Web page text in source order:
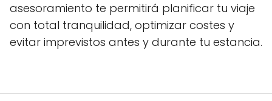
asesoramiento te permitirá planificar tu viaje
con total tranquilidad, optimizar costes y
evitar imprevistos antes y durante tu estancia.